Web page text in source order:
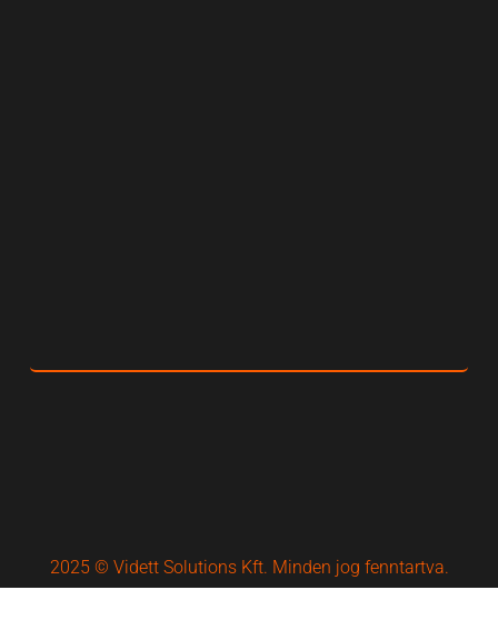
2025 © Vidett Solutions Kft. Minden jog fenntartva.